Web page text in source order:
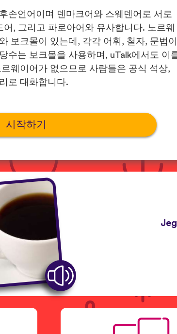
손언어이며 덴마크어와 스웨덴어로 서로
, 그리고 파로아어와 유사합니다. 노르웨
보크몰이 있는데, 각각 어휘, 철자, 문법이
수는 보크몰을 사용하며, uTalk에서도 이
웨이어가 없으므로 사람들은 공식 석상,
로 대화합니다.
시작하기